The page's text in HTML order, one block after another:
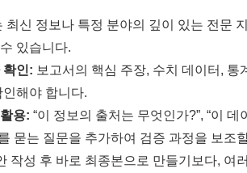
최신 정보나 특정 분야의 깊이 있는 전문
있습니다.
확인: 보고서의 핵심 주장, 수치 데이터,
해야 합니다.
용: “이 정보의 출처는 무엇인가?”, “이
묻는 질문을 추가하여 검증 과정을 보조
작성 후 바로 최종본으로 만들기보다, 여